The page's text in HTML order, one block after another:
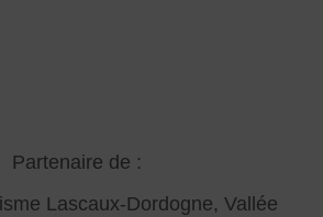
Partenaire de :
Lascaux-Dordogne, Vallée